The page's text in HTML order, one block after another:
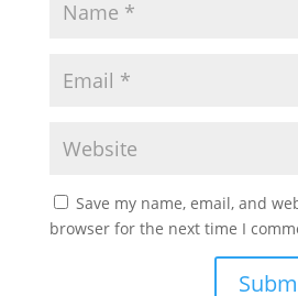
Save my name, email, and
browser for the next time I